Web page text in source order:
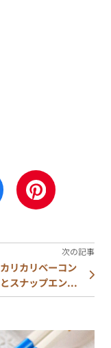
カリカリベーコン
とスナップエン...